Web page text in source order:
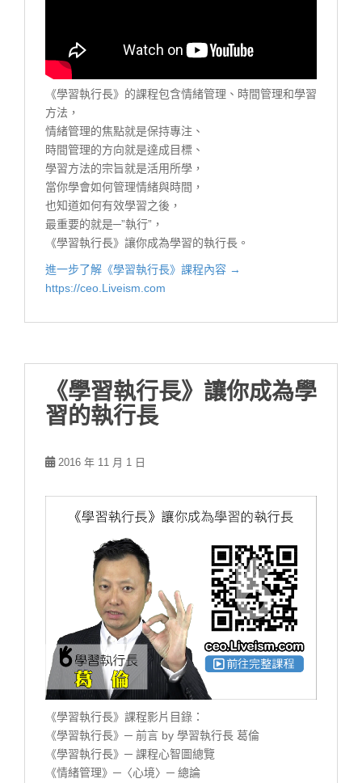
《學習執行長》的課程包含情緒管理、時間管理和學習
方法，
情緒管理的焦點就是保持專注、
時間管理的方向就是達成目標、
學習方法的宗旨就是活用所學，
當你學會如何管理情緒與時間，
也知道如何有效學習之後，
最重要的就是─”執行”，
《學習執行長》讓你成為學習的執行長。
進一步了解《學習執行長》課程內容 →
https://ceo.Liveism.com
《學習執行長》讓你成為學
習的執行長
2016 年 11 月 1 日
《學習執行長》課程影片目錄：
《學習執行長》─ 前言 by 學習執行長 葛倫
《學習執行長》─ 課程心智圖總覽
《情緒管理》─〈心境〉─ 總論